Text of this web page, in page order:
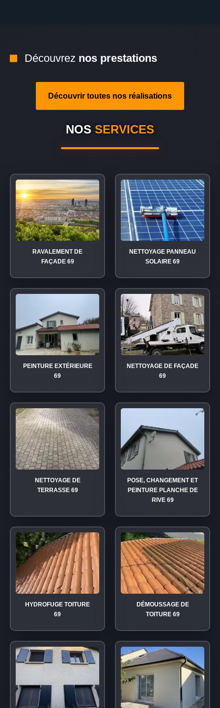
Découvrez nos prestations
Découvrir toutes nos réalisations
NOS SERVICES
RAVALEMENT DE
FAÇADE 69
NETTOYAGE PANNEAU
SOLAIRE 69
PEINTURE EXTÉRIEURE
69
NETTOYAGE DE FAÇADE
69
NETTOYAGE DE
TERRASSE 69
POSE, CHANGEMENT ET
PEINTURE PLANCHE DE
RIVE 69
HYDROFUGE TOITURE
69
DÉMOUSSAGE DE
TOITURE 69